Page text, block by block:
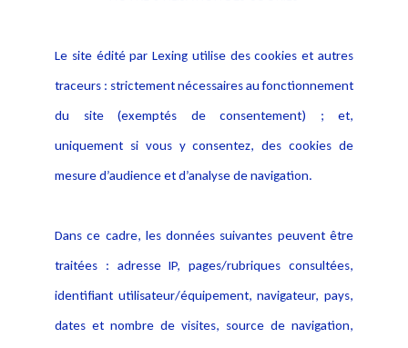
Alerte professionnelle
Déclaration d'accessibilité
Notice Légale
Politique de protection des
données
Publications
Le site édité par Lexing utilise des cookies et autres
traceurs : strictement nécessaires au fonctionnement
du site (exemptés de consentement) ; et,
uniquement si vous y consentez, des cookies de
mesure d’audience et d’analyse de navigation.
Dans ce cadre, les données suivantes peuvent être
traitées : adresse IP, pages/rubriques consultées,
identifiant utilisateur/équipement, navigateur, pays,
dates et nombre de visites, source de navigation,